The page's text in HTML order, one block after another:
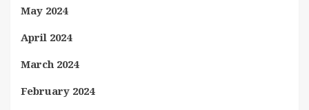
May 2024
April 2024
March 2024
February 2024